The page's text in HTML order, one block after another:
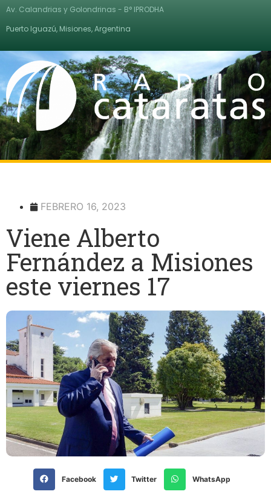
Av. Calandrias y Golondrinas - B° IPRODHA
Puerto Iguazú, Misiones, Argentina
FEBRERO 16, 2023
Viene Alberto
Fernández a Misiones
este viernes 17
Facebook Twitter WhatsApp